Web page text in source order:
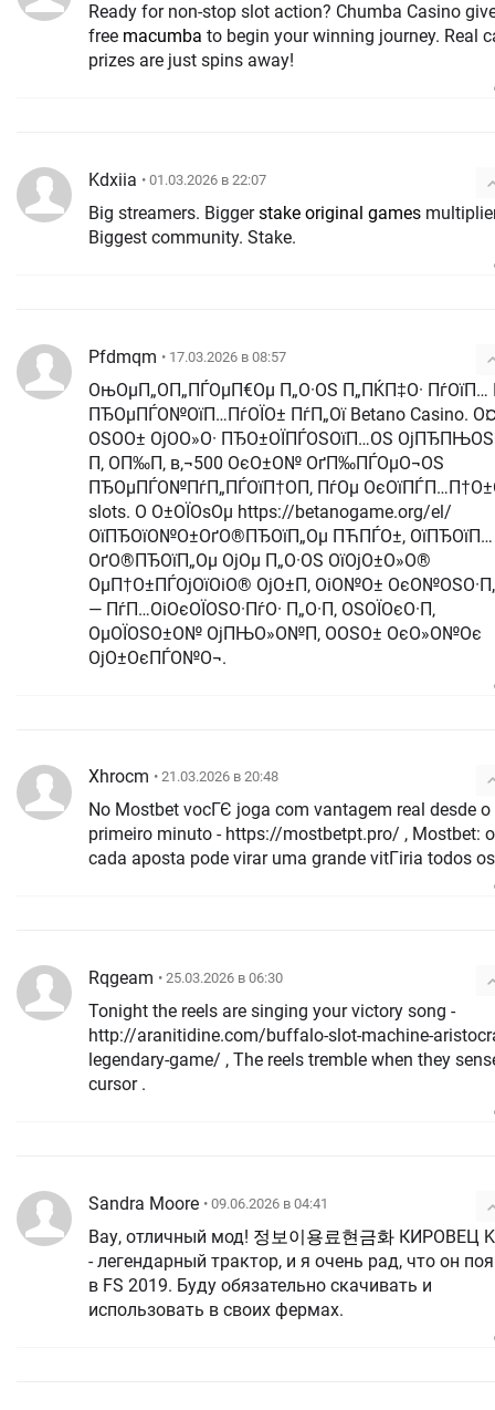
Ready for non-stop slot action? Chumba Casino
free macumba to begin your winning journey. Real
prizes are just spins away!
Kdxiia • 01.03.2026 в 22:07
Big streamers. Biggerstake original games
Biggest community. Stake.
Pfdmqm • 17.03.2026 в 08:57
ОњОµП„О­П„ПЃОµП€Оµ П„О·ОЅ П„ПЌП‡О· ПѓОїП…
ПЂОµПЃО№ОїП…ПѓОЇО± ПѓП„Ої Betano Casino.
ОЅО­О± ОјО­О»О· ПЂО±ОЇПЃОЅОїП…ОЅ
П‚ О­П‰П‚ в‚¬500 ОєО±О№ ОґП‰ПЃОµО¬ОЅ
ПЂОµПЃО№ПѓП„ПЃОїП†О­П‚ ПѓОµ
slots. О О±ОЇОѕОµ https://betanogame.org/el/
ОїПЂОїО№О±ОґО®ПЂОїП„Оµ ПЋПЃО±, ОїПЂОїП…
ОґО®ПЂОїП„Оµ ОјОµ П„О·ОЅ ОїОјО±О»О®
ОµП†О±ПЃОјОїОіО® ОјО±П‚ ОіО№О±
— ПѓП…ОіОєОЇОЅО·ПѓО· П„О·П‚ ОЅОЇОєО·П‚
ОµОЇОЅО±О№ ОјПЊО»О№П‚ О­ОЅО± ОєО»О№Оє
ОјО±ОєПЃО№О¬.
Xhrocm • 21.03.2026 в 20:48
No Mostbet vocГЄ joga com vantagem real desde o
primeiro minuto - https://mostbetpt.pro/ , Mostbet: onde
cada aposta pode virar uma grande vitГіria todos
Rqgeam • 25.03.2026 в 06:30
Tonight the reels are singing your victory song -
http://aranitidine.com/buffalo-slot-machine-
legendary-game/ , The reels tremble when they
cursor .
Sandra Moore • 09.06.2026 в 04:41
Вау, отличный мод! 정보이용료현금화 КИРОВЕЦ
- легендарный трактор, и я очень рад, что он
в FS 2019. Буду обязательно скачивать и
использовать в своих фермах.